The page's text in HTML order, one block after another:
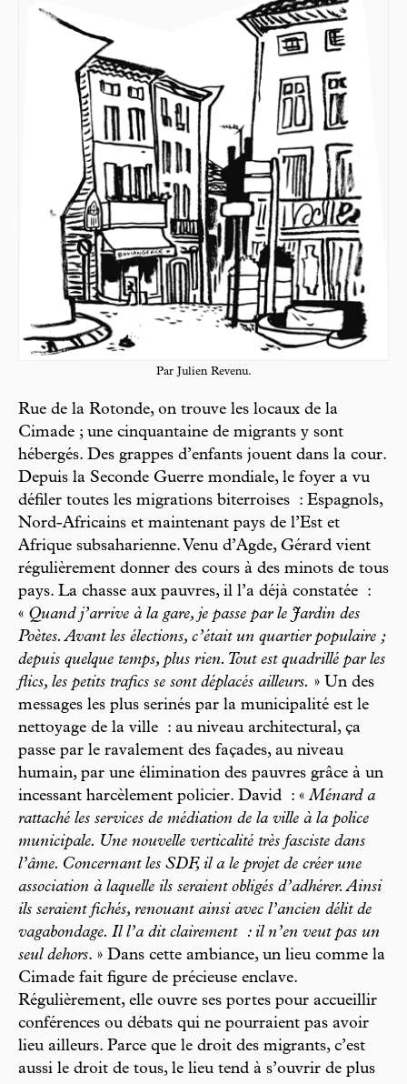
Par Julien Revenu.
Rue de la Rotonde, on trouve les locaux de la
Cimade ; une cinquantaine de migrants y sont
hébergés. Des grappes d’enfants jouent dans la cour.
Depuis la Seconde Guerre mondiale, le foyer a vu
défiler toutes les migrations biterroises : Espagnols,
Nord-Africains et maintenant pays de l’Est et
Afrique subsaharienne. Venu d’Agde, Gérard vient
régulièrement donner des cours à des minots de tous
pays. La chasse aux pauvres, il l’a déjà constatée :
« Quand j’arrive à la gare, je passe par le Jardin des
Poètes. Avant les élections, c’était un quartier populaire ;
depuis quelque temps, plus rien. Tout est quadrillé par les
flics, les petits trafics se sont déplacés ailleurs. » Un des
messages les plus serinés par la municipalité est le
nettoyage de la ville : au niveau architectural, ça
passe par le ravalement des façades, au niveau
humain, par une élimination des pauvres grâce à un
incessant harcèlement policier. David : «Ménard a
rattaché les services de médiation de la ville à la police
municipale. Une nouvelle verticalité très fasciste dans
l’âme. Concernant les SDF, il a le projet de créer une
association à laquelle ils seraient obligés d’adhérer. Ainsi
ils seraient fichés, renouant ainsi avec l’ancien délit de
vagabondage. Il l’a dit clairement : il n’en veut pas un
seul dehors. » Dans cette ambiance, un lieu comme la
Cimade fait figure de précieuse enclave.
Régulièrement, elle ouvre ses portes pour accueillir
conférences ou débats qui ne pourraient pas avoir
lieu ailleurs. Parce que le droit des migrants, c’est
aussi le droit de tous, le lieu tend à s’ouvrir de plus